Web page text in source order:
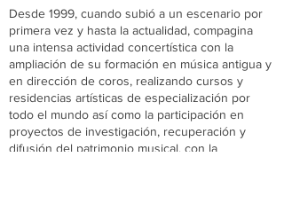
Desde 1999, cuando subió a un escenario por
primera vez y hasta la actualidad, compagina
una intensa actividad concertística con la
ampliación de su formación en música antigua y
en dirección de coros, realizando cursos y
residencias artísticas de especialización por
todo el mundo así como la participación en
proyectos de investigación, recuperación y
difusión del patrimonio musical, con la